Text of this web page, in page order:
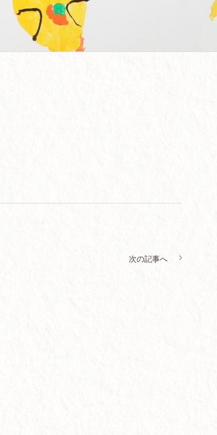
次の記事へ